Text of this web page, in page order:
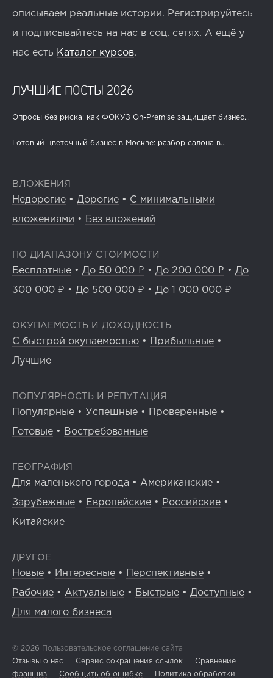
описываем реальные истории. Регистрируйтесь
и подписывайтесь на нас в соц. сетях. А ещё у
нас есть Каталог курсов.
ЛУЧШИЕ ПОСТЫ 2026
Опросы без риска: как ФОКУЗ On-Premise защищает бизнес...
Готовый цветочный бизнес в Москве: разбор салона в...
ВЛОЖЕНИЯ
Недорогие • Дорогие • С минимальными
вложениями • Без вложений
ПО ДИАПАЗОНУ СТОИМОСТИ
Бесплатные • До 50 000 ₽ • До 200 000 ₽ • До
300 000 ₽ • До 500 000 ₽ • До 1 000 000 ₽
ОКУПАЕМОСТЬ И ДОХОДНОСТЬ
С быстрой окупаемостью • Прибыльные •
Лучшие
ПОПУЛЯРНОСТЬ И РЕПУТАЦИЯ
Популярные • Успешные • Проверенные •
Готовые • Востребованные
ГЕОГРАФИЯ
Для маленького города • Американские •
Зарубежные • Европейские • Российские •
Китайские
ДРУГОЕ
Новые • Интересные • Перспективные •
Рабочие • Актуальные • Быстрые • Доступные •
Для малого бизнеса
© 2026 Пользовательское соглашение сайта
Отзывы о нас
Сервис сокращения ссылок
Сравнение
франшиз
Сообщить об ошибке Политика обработки